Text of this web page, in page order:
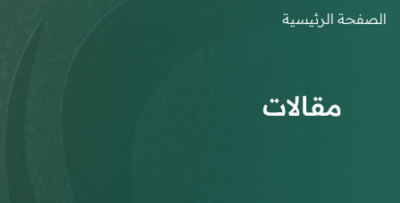
الصفحة الرئيسية
مقالات